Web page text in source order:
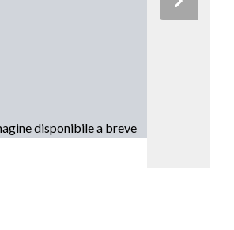
disponibile a breve
Next